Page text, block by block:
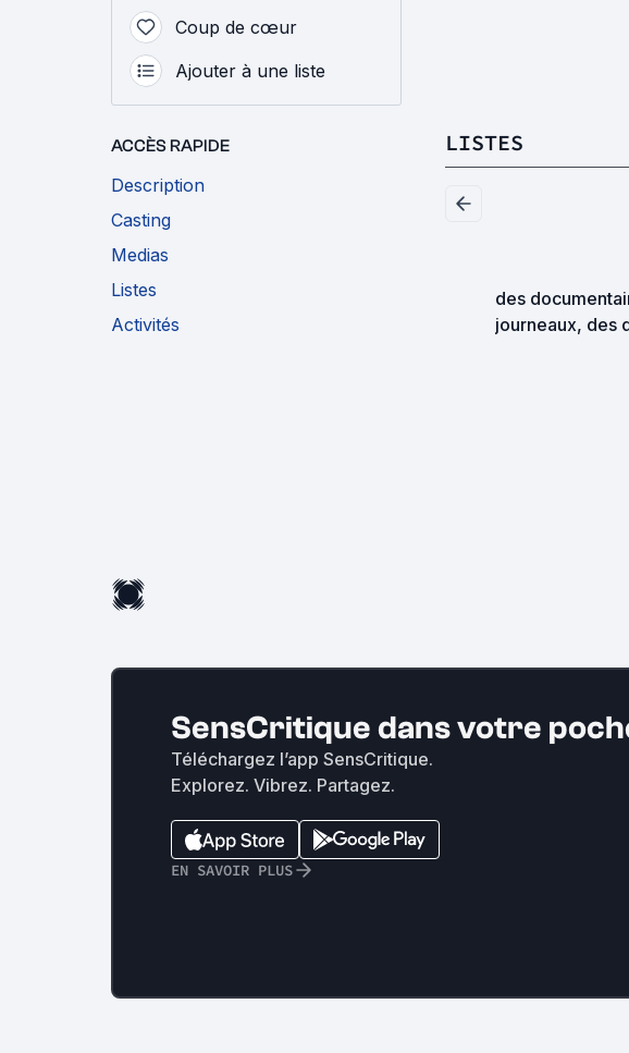
Coup de cœur
Ajouter à une liste
ACCÈS RAPIDE
Description
Casting
Medias
Listes
Activités
LISTES
des
journeaux, des
SensCritique dans votre
Téléchargez l’app SensCritique.
Explorez. Vibrez. Partagez.
EN SAVOIR PLUS